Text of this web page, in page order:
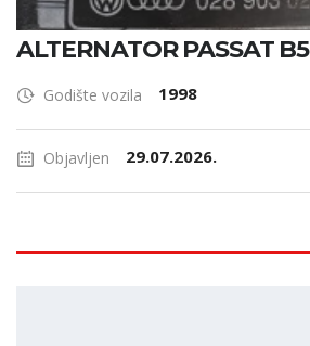
ALTERNATOR PASSAT B5
Godište vozila 1998
Objavljen 29.07.2026.